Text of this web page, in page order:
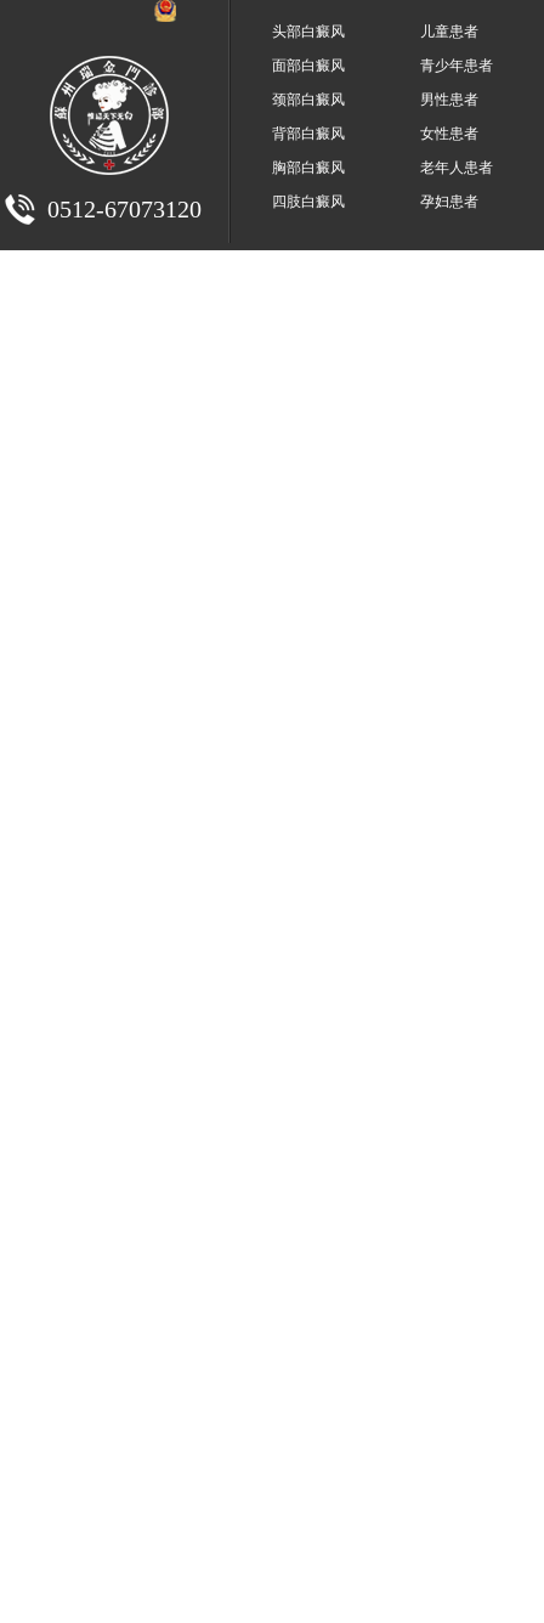
0512-67073120
头部白癜风
面部白癜风
颈部白癜风
背部白癜风
胸部白癜风
四肢白癜风
儿童患者
青少年患者
男性患者
女性患者
老年人患者
孕妇患者